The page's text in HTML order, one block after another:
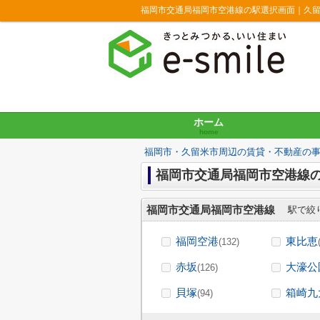
福岡市交通局福岡市空港線の駅選択画面｜久
ホーム
home
福岡市・久留米市周辺の賃貸・不動産の
福岡市交通局福岡市空港線
福岡市交通局福岡市空港線 駅で絞
福岡空港(132) 東比恵
赤坂(126) 大濠
貝塚(94) 箱崎